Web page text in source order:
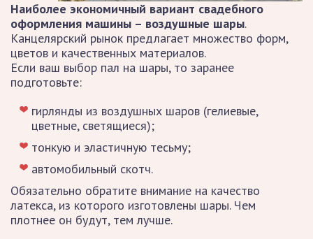
Наиболее экономичный вариант свадебного
оформления машины – воздушные шары.
Канцелярский рынок предлагает множество форм,
цветов и качественных материалов.
Если ваш выбор пал на шары, то заранее
подготовьте:
гирлянды из воздушных шаров (гелиевые,
цветные, светящиеся);
тонкую и эластичную тесьму;
автомобильный скотч.
Обязательно обратите внимание на качество
латекса, из которого изготовлены шары. Чем
плотнее он будут, тем лучше.